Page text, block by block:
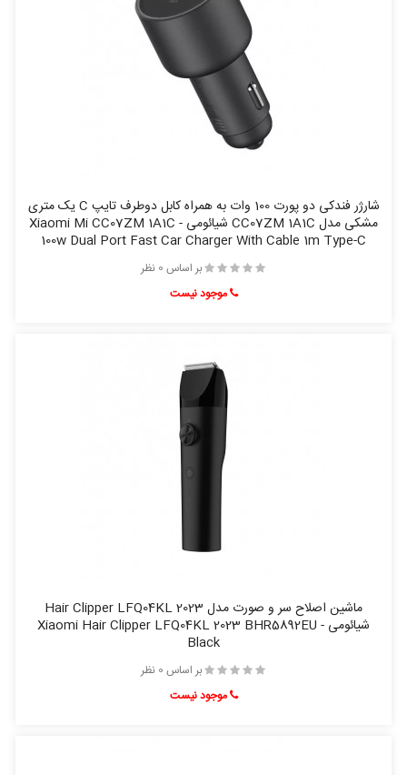
شارژر فندکی دو پورت 100 وات به همراه کابل دوطرف تایپ C یک متری
مشکی مدل CC07ZM 1A1C شیائومی - Xiaomi Mi CC07ZM 1A1C
100w Dual Port Fast Car Charger With Cable 1m Type-C
بر اساس 0 نظر
موجود نیست
ماشین اصلاح سر و صورت مدل Hair Clipper LFQ04KL 2023
شیائومی - Xiaomi Hair Clipper LFQ04KL 2023 BHR5892EU
Black
بر اساس 0 نظر
موجود نیست